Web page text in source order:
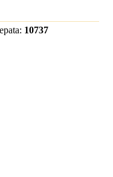
10737